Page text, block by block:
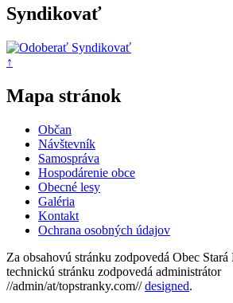
Syndikovať
↑
Mapa stránok
Občan
Návštevník
Samospráva
Hospodárenie obce
Obecné lesy
Galéria
Kontakt
Ochrana osobných údajov
Za obsahovú stránku zodpovedá Obec
technickú stránku zodpovedá administrátor
//admin/at/topstranky.com//designed.